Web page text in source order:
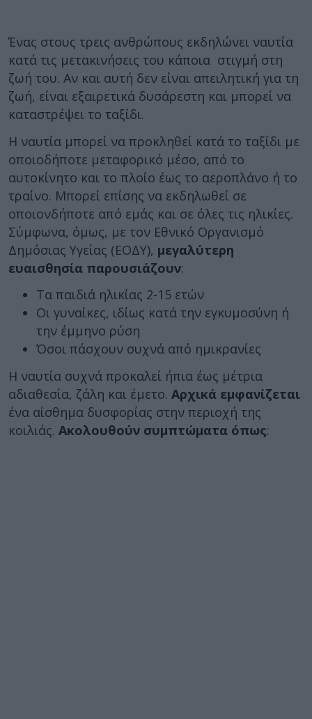
Ένας στους τρεις ανθρώπους εκδηλώνει ναυτία
κατά τις μετακινήσεις του κάποια στιγμή στη
ζωή του. Αν και αυτή δεν είναι απειλητική για τη
ζωή, είναι εξαιρετικά δυσάρεστη και μπορεί να
καταστρέψει το ταξίδι.
Η ναυτία μπορεί να προκληθεί κατά το ταξίδι με
οποιοδήποτε μεταφορικό μέσο, από το
αυτοκίνητο και το πλοίο έως το αεροπλάνο ή το
τραίνο. Μπορεί επίσης να εκδηλωθεί σε
οποιονδήποτε από εμάς και σε όλες τις ηλικίες.
Σύμφωνα, όμως, με τον Εθνικό Οργανισμό
Δημόσιας Υγείας (ΕΟΔΥ), μεγαλύτερη
ευαισθησία παρουσιάζουν:
Τα παιδιά ηλικίας 2-15 ετών
Οι γυναίκες, ιδίως κατά την εγκυμοσύνη ή
την έμμηνο ρύση
Όσοι πάσχουν συχνά από ημικρανίες
Η ναυτία συχνά προκαλεί ήπια έως μέτρια
αδιαθεσία, ζάλη και έμετο. Αρχικά εμφανίζεται
ένα αίσθημα δυσφορίας στην περιοχή της
κοιλιάς. Ακολουθούν συμπτώματα όπως: